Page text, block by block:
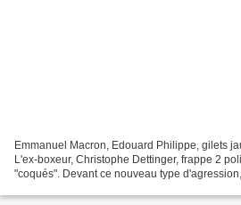
Emmanuel Macron, Edouard Philippe, gilets
L'ex-boxeur, Christophe Dettinger, frappe 2
"coqués". Devant ce nouveau type